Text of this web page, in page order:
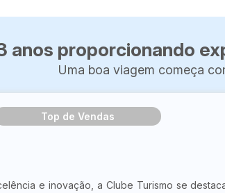
anos proporcionando
Uma boa viagem começa
Top de Vendas
e inovação, a Clube Turismo se